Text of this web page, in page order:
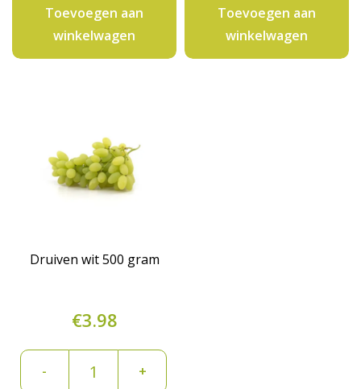
aantal
Toevoegen aan
winkelwagen
Toevoegen aan
winkelwagen
Druiven wit 500 gram
€3.98
- +